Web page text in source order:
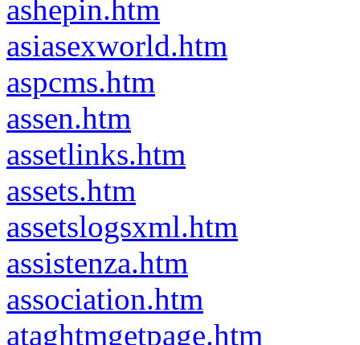
ashepin.htm
asiasexworld.htm
aspcms.htm
assen.htm
assetlinks.htm
assets.htm
assetslogsxml.htm
assistenza.htm
association.htm
ataghtmgetpage.htm